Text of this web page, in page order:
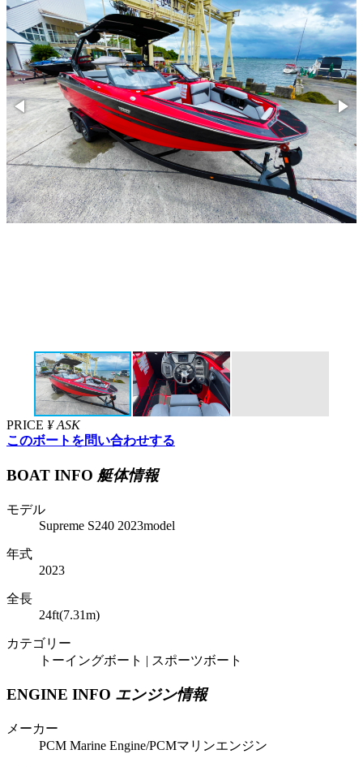
PRICE ¥ ASK
このボートを問い合わせする
BOAT INFO 艇体情報
モデル
Supreme S240 2023model
年式
2023
全長
24ft(7.31m)
カテゴリー
トーイングボート | スポーツボート
ENGINE INFO エンジン情報
メーカー
PCM Marine Engine/PCMマリンエンジン